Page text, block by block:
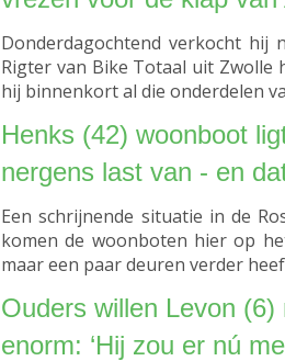
Donderdagochtend verkocht hij
Rigter van Bike Totaal uit Zwolle
hij binnenkort al die onderdelen
Henks (42) woonboot
nergens last van - en
Een schrijnende situatie in de
komen de woonboten hier op
maar een paar deuren verder
Ouders willen Levon
enorm: ‘Hij zou er nú